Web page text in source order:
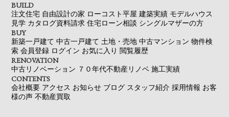
BUILD
注文住宅 自由設計の家 ローコスト平屋 建築実績 モデルハウス
見学 カタログ資料請求 住宅ローン相談 シングルマザーの方
BUY
新築一戸建て 中古一戸建て 土地・売地 中古マンション 物件検
索 会員登録 ログイン お気に入り 閲覧履歴
RENOVATION
中古リノベーション ７０年代不動産リノベ 施工実績
CONTENTS
会社概要 アクセス お知らせ ブログ スタッフ紹介 採用情報 お客
様の声 不動産買取